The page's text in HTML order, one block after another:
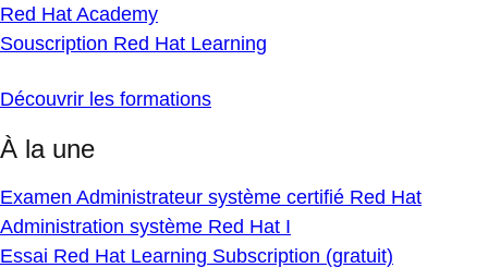
Red Hat Academy
Souscription Red Hat Learning
Découvrir les formations
À la une
Examen Administrateur système certifié Red Hat
Administration système Red Hat I
Essai Red Hat Learning Subscription (gratuit)